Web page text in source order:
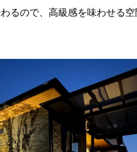
るので、高級感を味わせる空